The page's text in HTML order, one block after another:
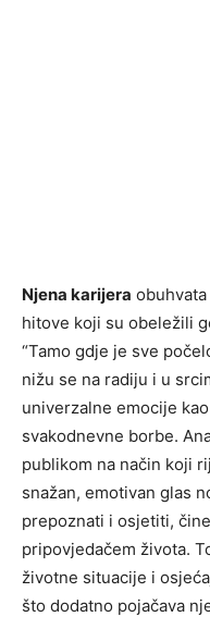
Njena karijera
hitove koji su obeležili
“Tamo gdje je sve
nižu se na radiju i u
univerzalne emocije
svakodnevne borbe.
publikom na način koji
snažan, emotivan glas
prepoznati i osjetiti,
pripovjedačem života.
životne situacije i
što dodatno pojačava